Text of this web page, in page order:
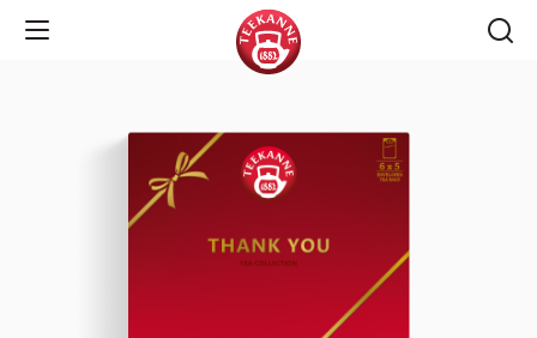
Open Navigation